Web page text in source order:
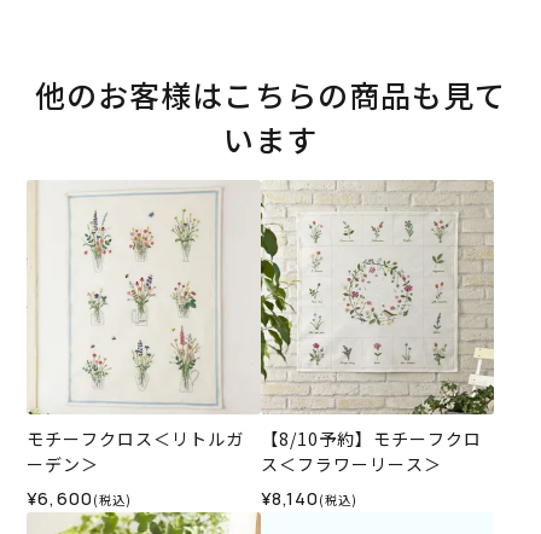
他のお客様はこちらの商品も見て
います
モチーフクロス＜リトルガ
ーデン＞
¥6,600 (税込)
【8/10予約】モチーフクロ
ス＜フラワーリース＞
¥8,140 (税込)